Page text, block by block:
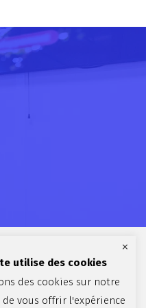
utilise des cookies
des cookies sur notre
de vous offrir l'expérience
×